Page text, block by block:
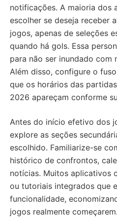
notificações. A maioria dos
escolher se deseja receber
jogos, apenas de seleções
quando há gols. Essa
para não ser inundado com
Além disso, configure o
que os horários das
2026 apareçam conforme
Antes do início efetivo dos
explore as seções
escolhido. Familiarize-se
histórico de confrontos,
notícias. Muitos aplicativos
ou tutoriais integrados que
funcionalidade,
jogos realmente começarem.